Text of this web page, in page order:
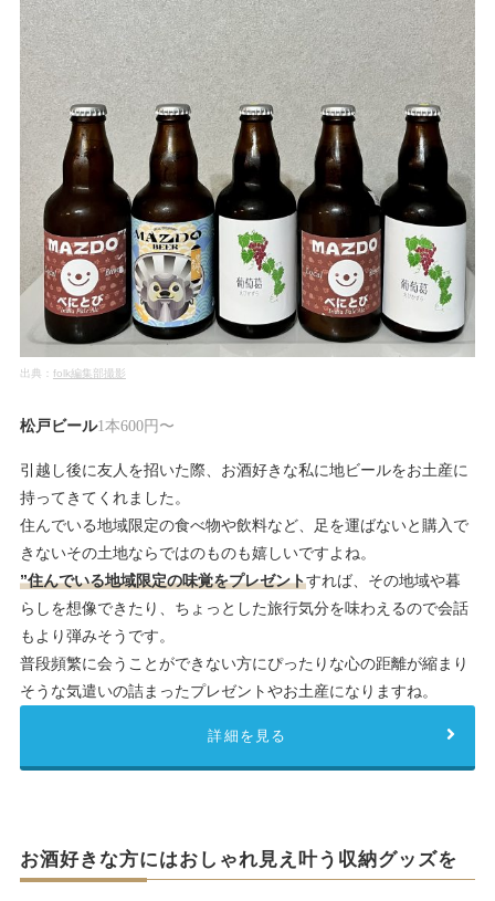
出典： folk編集部撮影
松戸ビール1本600円〜
引越し後に友人を招いた際、お酒好きな私に地ビールをお土産に
持ってきてくれました。
住んでいる地域限定の食べ物や飲料など、足を運ばないと購入で
きないその土地ならではのものも嬉しいですよね。
”住んでいる地域限定の味覚をプレゼントすれば、その地域や暮
らしを想像できたり、ちょっとした旅行気分を味わえるので会話
もより弾みそうです。
普段頻繁に会うことができない方にぴったりな心の距離が縮まり
そうな気遣いの詰まったプレゼントやお土産になりますね。
詳細を見る
お酒好きな方にはおしゃれ見え叶う収納グッズを